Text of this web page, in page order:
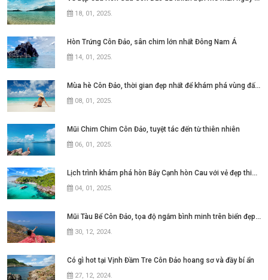
18, 01, 2025
Hòn Trứng Côn Đảo, sân chim lớn nhất Đông Nam Á
14, 01, 2025
Mùa hè Côn Đảo, thời gian đẹp nhất để khám phá vùng đất này
08, 01, 2025
Mũi Chim Chim Côn Đảo, tuyệt tác đến từ thiên nhiên
06, 01, 2025
Lịch trình khám phá hòn Bảy Cạnh hòn Cau với vẻ đẹp thiên nhiên hoang sơ
04, 01, 2025
Mũi Tàu Bể Côn Đảo, tọa độ ngắm bình minh trên biển đẹp mê hồn
30, 12, 2024
Có gì hot tại Vịnh Đầm Tre Côn Đảo hoang sơ và đầy bí ẩn
27, 12, 2024